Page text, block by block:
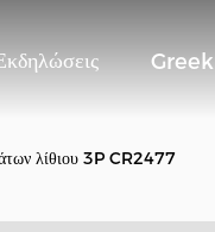
Greek
λίθιου 3P CR2477